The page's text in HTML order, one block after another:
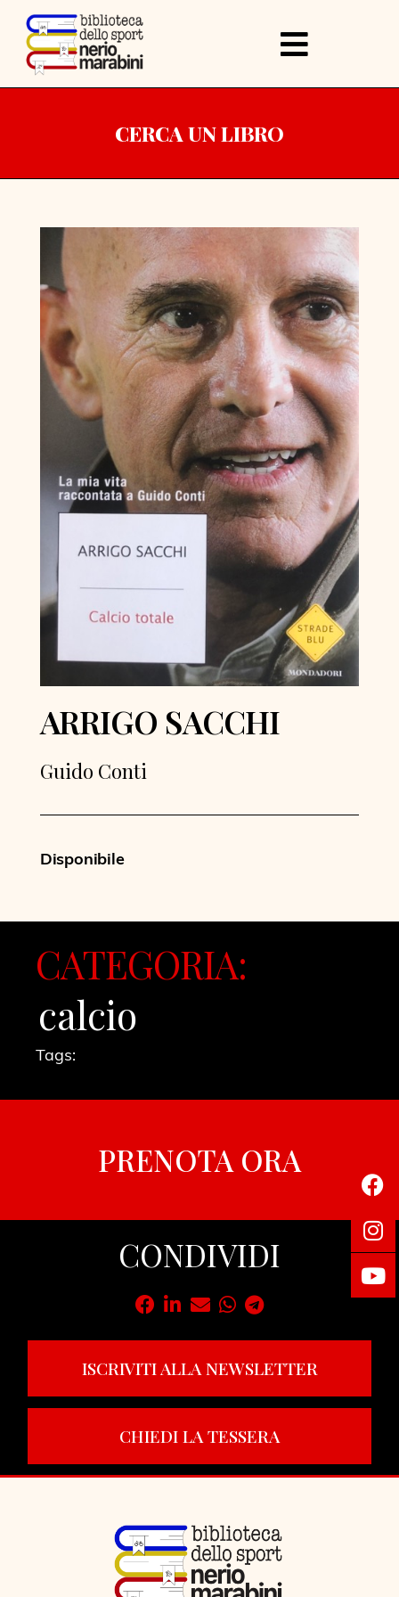
CERCA UN LIBRO
ARRIGO SACCHI
Guido Conti
Disponibile
CATEGORIA:
calcio
Tags:
PRENOTA ORA
CONDIVIDI
ISCRIVITI ALLA NEWSLETTER
CHIEDI LA TESSERA